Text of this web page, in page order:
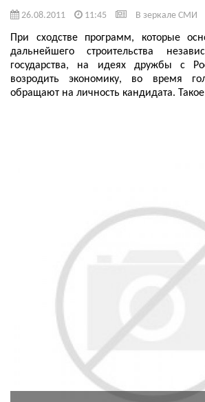
26.08.2011 11:45 В зеркале СМИ
При сходстве программ, которые
дальнейшего строительства
государства, на идеях дружбы с
возродить экономику, во время
обращают на личность кандидата.